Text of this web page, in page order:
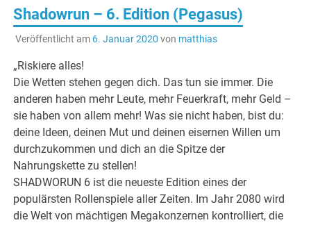
Shadowrun – 6. Edition (Pegasus)
Veröffentlicht am 6. Januar 2020 von matthias
„Riskiere alles!
Die Wetten stehen gegen dich. Das tun sie immer. Die
anderen haben mehr Leute, mehr Feuerkraft, mehr Geld –
sie haben von allem mehr! Was sie nicht haben, bist du:
deine Ideen, deinen Mut und deinen eisernen Willen um
durchzukommen und dich an die Spitze der
Nahrungskette zu stellen!
SHADWORUN 6 ist die neueste Edition eines der
populärsten Rollenspiele aller Zeiten. Im Jahr 2080 wird
die Welt von mächtigen Megakonzernen kontrolliert, die